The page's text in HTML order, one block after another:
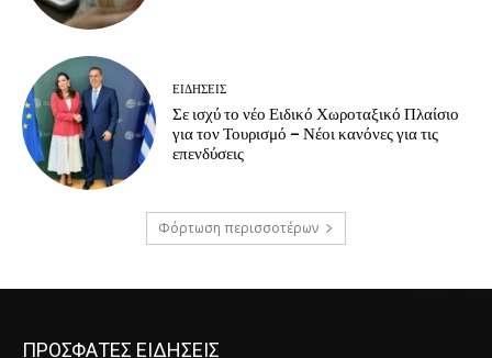
ΕΙΔΗΣΕΙΣ
Σε ισχύ το νέο Ειδικό Χωροταξικό Πλαίσιο
για τον Τουρισμό – Νέοι κανόνες για τις
επενδύσεις
Φόρτωση περισσοτέρων
ΠΡΟΣΦΑΤΕΣ ΕΙΔΗΣΕΙΣ